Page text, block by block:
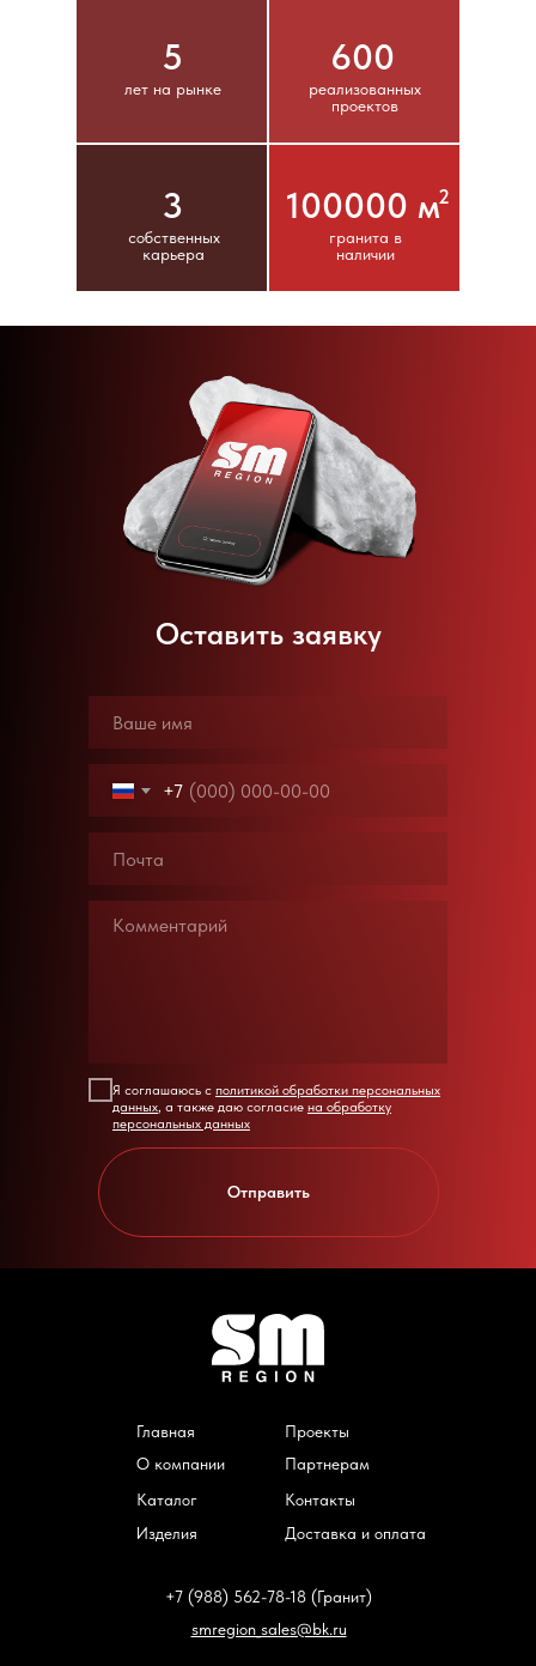
5 600
3 2
100000 м
лет на рынке
реализованных
проектов
собственных
карьера
гранита в
наличии
Оставить заявку
+7
Я соглашаюсь с политикой обработки персональных
данных, а также даю согласие на обработку
персональных данных
Отправить
Главная
О компании
Каталог
Изделия
Контакты
Партнерам
Проекты
Доставка и оплата
+7 (988) 562-78-18 (Гранит)
smregion_sales@bk.ru